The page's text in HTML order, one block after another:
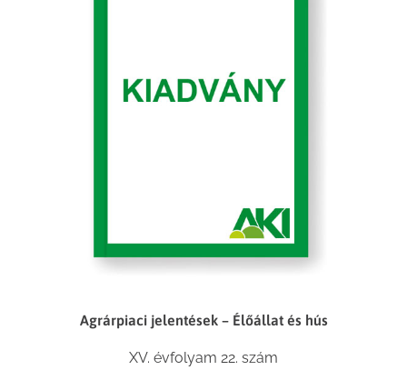
Agrárpiaci jelentések – Élőállat és hús
XV. évfolyam 22. szám